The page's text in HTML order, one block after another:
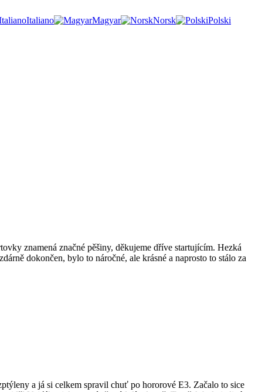
Italiano Magyar Norsk
Polski
znamená značné pěšiny, děkujeme dříve startujícím. Hezká
dokončen, bylo to náročné, ale krásné a naprosto to stálo za
a já si celkem spravil chuť po hororové E3. Začalo to sice